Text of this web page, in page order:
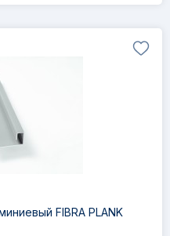
FIBRA PLANK